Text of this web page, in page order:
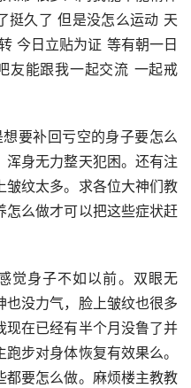
挺久了 但是没怎么运动 天
今日立贴为证 等有朝一日
友能跟我一起交流 一起戒
要补回亏空的身子要怎么
身无力整天犯困。还有注
皱纹太多。求各位大神们教
怎么做才可以把这些症状赶
觉身子不如以前。双眼无
没力气，脸上皱纹也很多
现在已经有半个月没鲁了并
步对身体恢复有效果么。
都要怎么做。麻烦楼主教教